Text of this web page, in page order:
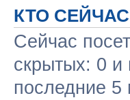
КТО
Сейчас
скрытых: 0 и
последние 5